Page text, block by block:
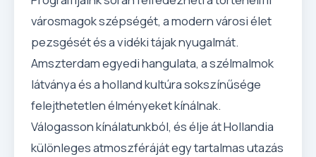
városmagok szépségét, a modern városi élet
pezsgését és a vidéki tájak nyugalmát.
Amszterdam egyedi hangulata, a szélmalmok
látványa és a holland kultúra sokszínűsége
felejthetetlen élményeket kínálnak.
Válogasson kínálatunkból, és élje át Hollandia
különleges atmoszféráját egy tartalmas utazás